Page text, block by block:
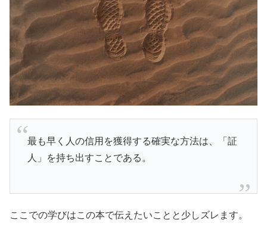
最も早く人の信用を獲得する確実な方法は、「証
人」を持ち出すことである。
ここでの学びはこの本で伝えたいことと少しズレます。